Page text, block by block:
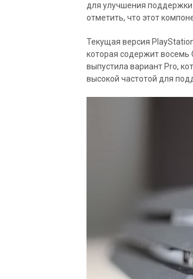
для улучшения поддержки
отметить, что этот
Текущая версия
которая содержит восемь
выпустила вариант Pro,
высокой частотой для